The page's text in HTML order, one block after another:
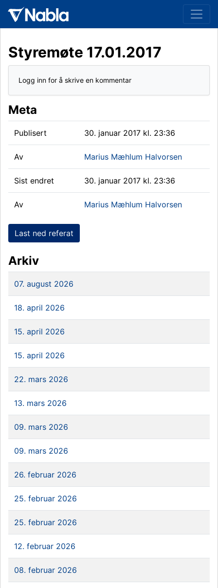
Styremøte 17.01.2017
Logg inn for å skrive en kommentar
Meta
Publisert 30. januar 2017 kl. 23:36
Av Marius Mæhlum Halvorsen
Sist endret 30. januar 2017 kl. 23:36
Av Marius Mæhlum Halvorsen
Last ned referat
Arkiv
07. august 2026
18. april 2026
15. april 2026
15. april 2026
22. mars 2026
13. mars 2026
09. mars 2026
09. mars 2026
26. februar 2026
25. februar 2026
25. februar 2026
12. februar 2026
08. februar 2026